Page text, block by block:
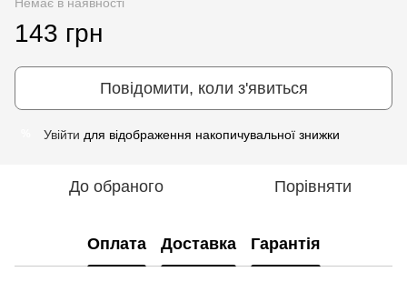
143 грн
Повідомити, коли з'явиться
Увійти для відображення накопичувальної знижки
До обраного Порівняти
Оплата Доставка Гарантія